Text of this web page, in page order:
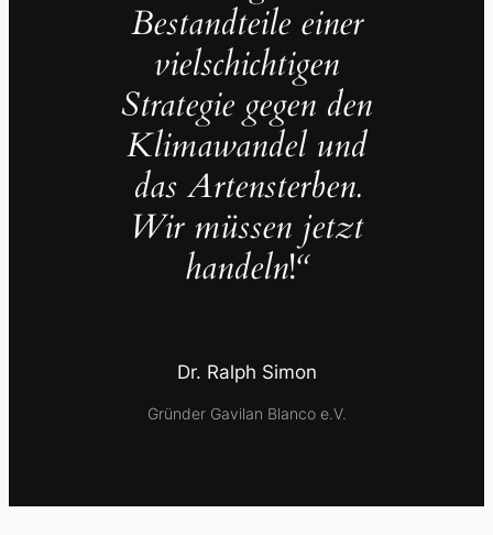
Bestandteile einer
vielschichtigen
Strategie gegen den
Klimawandel und
das Artensterben.
Wir müssen jetzt
handeln!“
Dr. Ralph Simon
Gründer Gavilan Blanco e.V.